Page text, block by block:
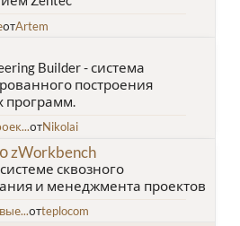
отArtem
Builder - система
построения
программ.
отNikolai
zWorkbench
сквозного
и менеджмента проектов
отteplocom